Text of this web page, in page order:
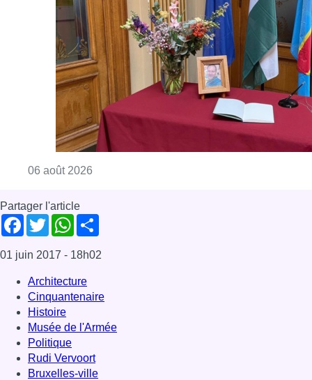
06 août 2026
Partager l'article
Facebook
TwitterWhatsApp
01 juin 2017 - 18h02
Architecture
Cinquantenaire
Histoire
Musée de l'Armée
Politique
Rudi Vervoort
Bruxelles-ville